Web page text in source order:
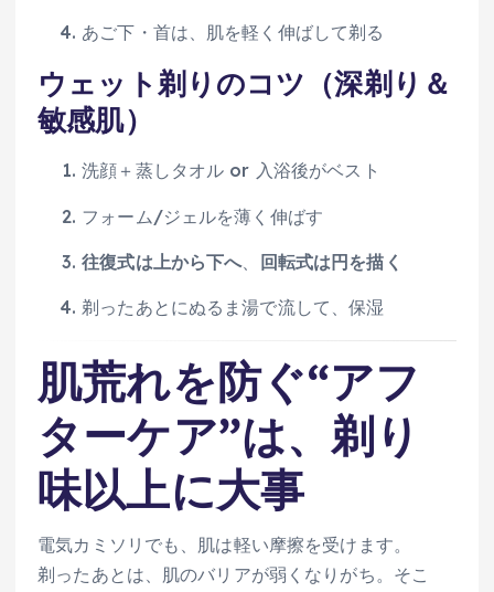
あご下・首は、肌を軽く伸ばして剃る
ウェット剃りのコツ（深剃り＆
敏感肌）
洗顔＋蒸しタオル or 入浴後がベスト
フォーム/ジェルを薄く伸ばす
往復式は上から下へ、 回転式は円を描く
剃ったあとにぬるま湯で流して、保湿
肌荒れを防ぐ“アフ
ターケア”は、剃り
味以上に大事
電気カミソリでも、肌は軽い摩擦を受けます。
剃ったあとは、肌のバリアが弱くなりがち。そこ